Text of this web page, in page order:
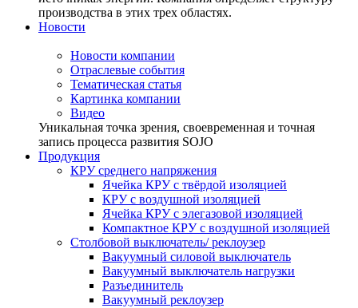
производства в этих трех областях.
Новости
Новости компании
Отраслевые события
Тематическая статья
Картинка компании
Видео
Уникальная точка зрения, своевременная и точная
запись процесса развития SOJO
Продукция
КРУ среднего напряжения
Ячейка КРУ с твёрдой изоляцией
КРУ с воздушной изоляцией
Ячейка КРУ с элегазовой изоляцией
Компактное КРУ с воздушной изоляцией
Столбовой выключатель/ реклоузер
Вакуумный силовой выключатель
Вакуумный выключатель нагрузки
Разъединитель
Вакуумный реклоузер